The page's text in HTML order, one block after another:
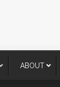
ABOUT